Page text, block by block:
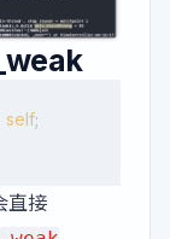
self;
直接